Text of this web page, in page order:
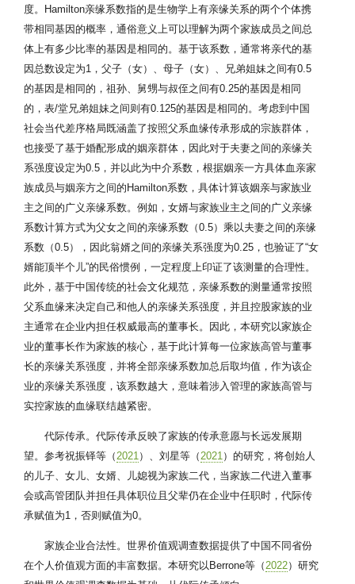
度。Hamilton亲缘系数指的是生物学上有亲缘关系的两个个体携
带相同基因的概率，通俗意义上可以理解为两个家族成员之间总
体上有多少比率的基因是相同的。基于该系数，通常将亲代的基
因总数设定为1，父子（女）、母子（女）、兄弟姐妹之间有0.5
的基因是相同的，祖孙、舅甥与叔侄之间有0.25的基因是相同
的，表/堂兄弟姐妹之间则有0.125的基因是相同的。考虑到中国
社会当代差序格局既涵盖了按照父系血缘传承形成的宗族群体，
也接受了基于婚配形成的姻亲群体，因此对于夫妻之间的亲缘关
系强度设定为0.5，并以此为中介系数，根据姻亲一方具体血亲家
族成员与姻亲方之间的Hamilton系数，具体计算该姻亲与家族业
主之间的广义亲缘系数。例如，女婿与家族业主之间的广义亲缘
系数计算方式为父女之间的亲缘系数（0.5）乘以夫妻之间的亲缘
系数（0.5），因此翁婿之间的亲缘关系强度为0.25，也验证了“女
婿能顶半个儿”的民俗惯例，一定程度上印证了该测量的合理性。
此外，基于中国传统的社会文化规范，亲缘系数的测量通常按照
父系血缘来决定自己和他人的亲缘关系强度，并且控股家族的业
主通常在企业内担任权威最高的董事长。因此，本研究以家族企
业的董事长作为家族的核心，基于此计算每一位家族高管与董事
长的亲缘关系强度，并将全部亲缘系数加总后取均值，作为该企
业的亲缘关系强度，该系数越大，意味着涉入管理的家族高管与
实控家族的血缘联结越紧密。
代际传承。代际传承反映了家族的传承意愿与长远发展期
望。参考祝振铎等（ 2021 ）、刘星等（ 2021 ）的研究，将创始人
的儿子、女儿、女婿、儿媳视为家族二代，当家族二代进入董事
会或高管团队并担任具体职位且父辈仍在企业中任职时，代际传
承赋值为1，否则赋值为0。
家族企业合法性。世界价值观调查数据提供了中国不同省份
在个人价值观方面的丰富数据。本研究以Berrone等（ 2022）研究